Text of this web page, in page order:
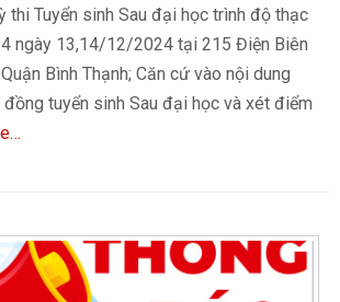
thi Tuyển sinh Sau đại học trình độ thạc
ngày 13,14/12/2024 tại 215 Điện Biên
Bình Thạnh; Căn cứ vào nội dung
tuyển sinh Sau đại học và xét điểm